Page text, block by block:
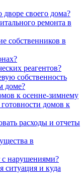
своего дома?
ремонта в
собственников в
реагентов?
собственность
доме?
к осенне-зимнему
готовности домов к
расходы и отчеты
в
с нарушениями?
ситуация и куда